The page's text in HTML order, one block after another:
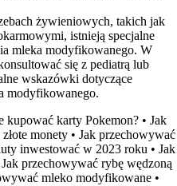
żywieniowych, takich jak
istnieją specjalne
mleka modyfikowanego. W
się z pediatrą lub
wskazówki dotyczące
modyfikowanego.
kupować karty Pokemon? • Jak
monety • Jak przechowywać
inwestować w 2023 roku • Jak
Jak przechowywać rybę wędzoną
mleko modyfikowane •